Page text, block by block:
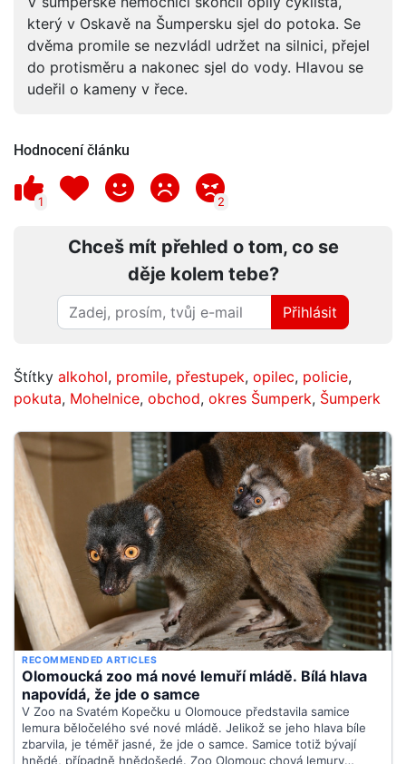
který v Oskavě na Šumpersku sjel do potoka. Se
dvěma promile se nezvládl udržet na silnici, přejel
do protisměru a nakonec sjel do vody. Hlavou se
udeřil o kameny v řece.
Hodnocení článku
1 2
Chceš mít přehled o tom, co se
děje kolem tebe?
Přihlásit
Štítky alkohol, promile, přestupek, opilec, policie,
pokuta, Mohelnice, obchod, okres Šumperk, Šumperk